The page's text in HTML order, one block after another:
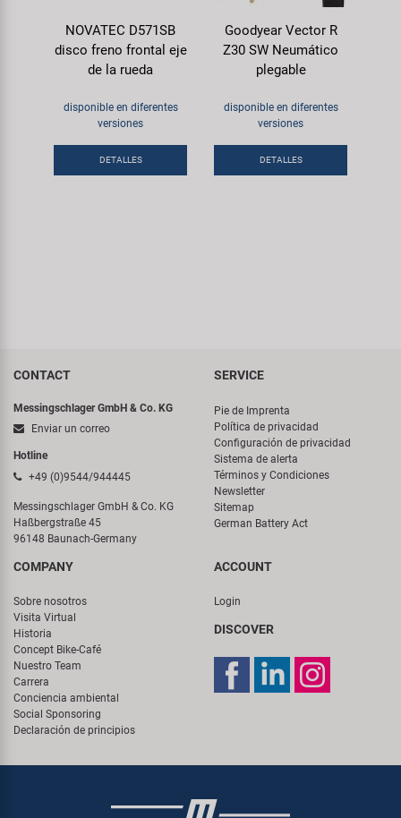
NOVATEC D571SB
disco freno frontal eje
de la rueda
disponible en diferentes
versiones
DETALLES
Goodyear Vector R
Z30 SW Neumático
plegable
disponible en diferentes
versiones
DETALLES
CONTACT
Messingschlager GmbH & Co. KG
Enviar un correo
Hotline
+49 (0)9544/944445
Messingschlager GmbH & Co. KG
Haßbergstraße 45
96148 Baunach-Germany
SERVICE
Pie de Imprenta
Política de privacidad
Configuración de privacidad
Sistema de alerta
Términos y Condiciones
Newsletter
Sitemap
German Battery Act
COMPANY
Sobre nosotros
Visita Virtual
Historia
Concept Bike-Café
Nuestro Team
Carrera
Conciencia ambiental
Social Sponsoring
Declaración de principios
ACCOUNT
Login
DISCOVER